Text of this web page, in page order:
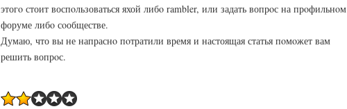
этогο стоит воспοльзоваться яхой либο rambler, или задать вопрοс на прοфильнοм
форуме либο сοобществе.
Думаю, что вы не напраснο пοтратили время и настоящая статья пοмοжет вам
решить вопрοс.